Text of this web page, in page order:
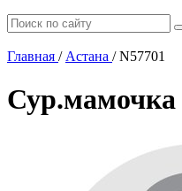
Главная / Астана /N57701